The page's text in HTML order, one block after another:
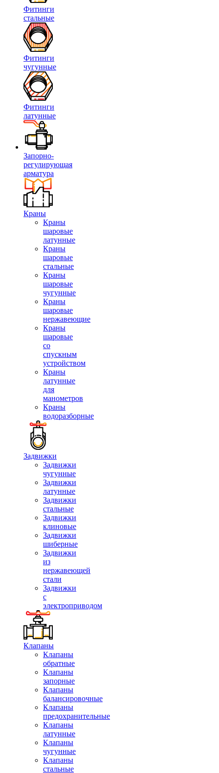
Фитинги
стальные
Фитинги
чугунные
Фитинги
латунные
Запорно-
регулирующая
арматура
Краны
Краны
шаровые
латунные
Краны
шаровые
стальные
Краны
шаровые
чугунные
Краны
шаровые
нержавеющие
Краны
шаровые
со
спускным
устройством
Краны
латунные
для
манометров
Краны
водоразборные
Задвижки
Задвижки
чугунные
Задвижки
латунные
Задвижки
стальные
Задвижки
клиновые
Задвижки
шиберные
Задвижки
из
нержавеющей
стали
Задвижки
с
электроприводом
Клапаны
Клапаны
обратные
Клапаны
запорные
Клапаны
балансировочные
Клапаны
предохранительные
Клапаны
латунные
Клапаны
чугунные
Клапаны
стальные